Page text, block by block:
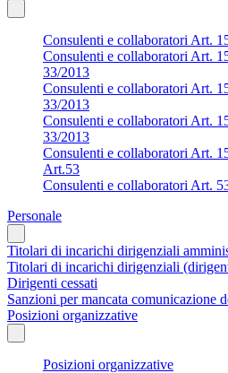
Consulenti e collaboratori Art.
Consulenti e collaboratori Art.
33/2013
Consulenti e collaboratori Art.
33/2013
Consulenti e collaboratori Art.
33/2013
Consulenti e collaboratori Art.
Art.53
Consulenti e collaboratori Art.
Personale
Titolari di incarichi dirigenziali
Titolari di incarichi dirigenziali
Dirigenti cessati
Sanzioni per mancata comunicazione
Posizioni organizzative
Posizioni organizzative